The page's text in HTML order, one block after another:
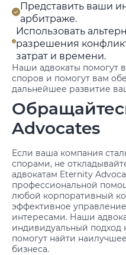
Представить ваши
арбитраже.
Использовать
разрешения
затрат и времени.
Наши адвокаты помогут
споров и помогут вам
дальнейшее развитие
Advocates
Если ваша компания
спорами, не
адвокатам Eternity
профессиональной
любой корпоративный
эффективное
интересами. Наши
индивидуальный подход
помогут найти
бизнеса.